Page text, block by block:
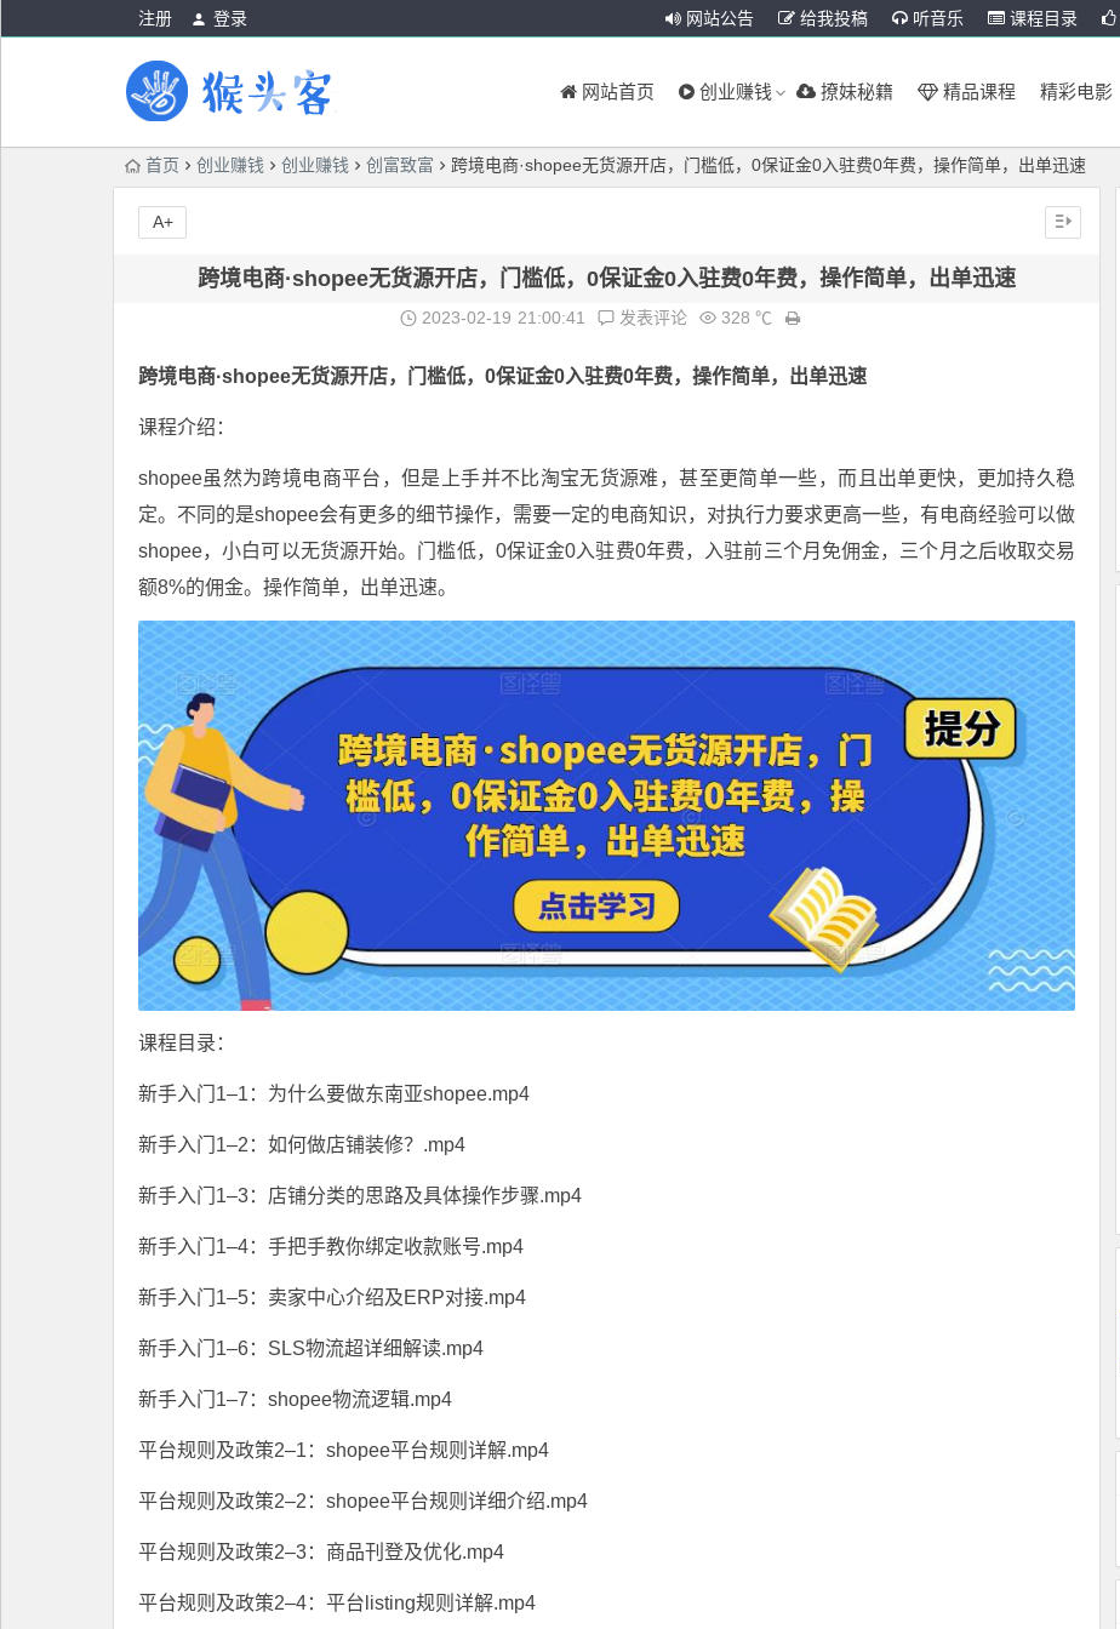
注册 登录 网站公告 给我投稿 听音乐 课程目录
网站首页 创业赚钱 撩妹秘籍 精品课程 精彩电影
首页 创业赚钱 创业赚钱 创富致富 跨境电商·shopee无货源开店，门槛低，0保证金0入驻费0年费，操作简单，出单迅速
跨境电商·shopee无货源开店，门槛低，0保证金0入驻费0年费，操作简单，出单迅速
2023-02-19 21:00:41 发表评论 328 ℃
跨境电商·shopee无货源开店，门槛低，0保证金0入驻费0年费，操作简单，出单迅速
课程介绍：
shopee虽然为跨境电商平台，但是上手并不比淘宝无货源难，甚至更简单一些，而且出单更快，更加持久稳
定。不同的是shopee会有更多的细节操作，需要一定的电商知识，对执行力要求更高一些，有电商经验可以做
shopee，小白可以无货源开始。门槛低，0保证金0入驻费0年费，入驻前三个月免佣金，三个月之后收取交易
额8%的佣金。操作简单，出单迅速。
课程目录：
新手入门1–1：为什么要做东南亚shopee.mp4
新手入门1–2：如何做店铺装修？.mp4
新手入门1–3：店铺分类的思路及具体操作步骤.mp4
新手入门1–4：手把手教你绑定收款账号.mp4
新手入门1–5：卖家中心介绍及ERP对接.mp4
新手入门1–6：SLS物流超详细解读.mp4
新手入门1–7：shopee物流逻辑.mp4
平台规则及政策2–1：shopee平台规则详解.mp4
平台规则及政策2–2：shopee平台规则详细介绍.mp4
平台规则及政策2–3：商品刊登及优化.mp4
平台规则及政策2–4：平台listing规则详解.mp4
A+